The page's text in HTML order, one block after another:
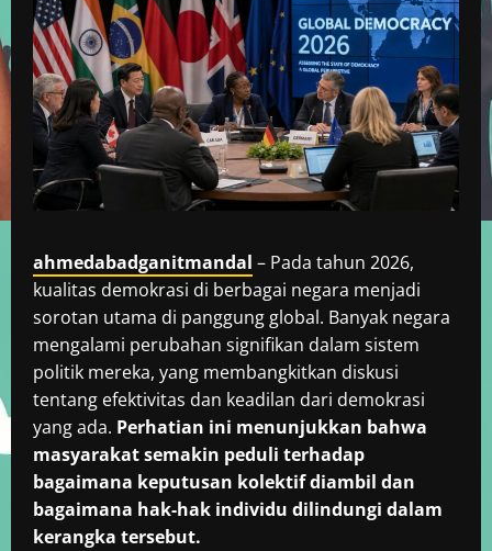
ahmedabadganitmandal – Pada tahun 2026,
kualitas demokrasi di berbagai negara menjadi
sorotan utama di panggung global. Banyak negara
mengalami perubahan signifikan dalam sistem
politik mereka, yang membangkitkan diskusi
tentang efektivitas dan keadilan dari demokrasi
yang ada. Perhatian ini menunjukkan bahwa
masyarakat semakin peduli terhadap
bagaimana keputusan kolektif diambil dan
bagaimana hak-hak individu dilindungi dalam
kerangka tersebut.